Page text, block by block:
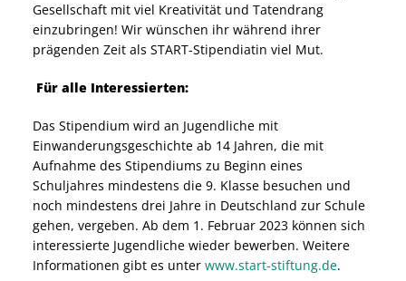
Gesellschaft mit viel Kreativität und Tatendrang
einzubringen! Wir wünschen ihr während ihrer
prägenden Zeit als START-Stipendiatin viel Mut.
Für alle Interessierten:
Das Stipendium wird an Jugendliche mit
Einwanderungsgeschichte ab 14 Jahren, die mit
Aufnahme des Stipendiums zu Beginn eines
Schuljahres mindestens die 9. Klasse besuchen und
noch mindestens drei Jahre in Deutschland zur Schule
gehen, vergeben. Ab dem 1. Februar 2023 können sich
interessierte Jugendliche wieder bewerben. Weitere
Informationen gibt es unter www.start-stiftung.de.